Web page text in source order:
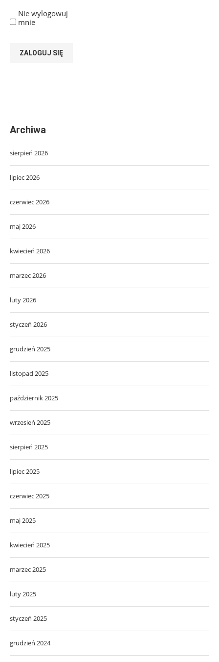
Nie wylogowuj
mnie
ZALOGUJ SIĘ
Archiwa
sierpień 2026
lipiec 2026
czerwiec 2026
maj 2026
kwiecień 2026
marzec 2026
luty 2026
styczeń 2026
grudzień 2025
listopad 2025
październik 2025
wrzesień 2025
sierpień 2025
lipiec 2025
czerwiec 2025
maj 2025
kwiecień 2025
marzec 2025
luty 2025
styczeń 2025
grudzień 2024